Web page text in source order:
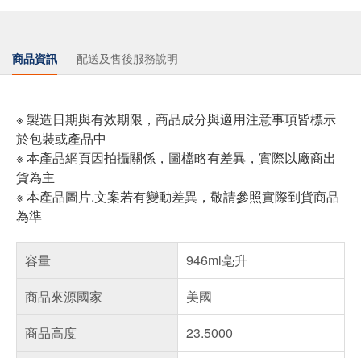
商品資訊 配送及售後服務說明
※ 製造日期與有效期限，商品成分與適用注意事項皆標示
於包裝或產品中
※ 本產品網頁因拍攝關係，圖檔略有差異，實際以廠商出
貨為主
※ 本產品圖片.文案若有變動差異，敬請參照實際到貨商品
為準
容量
946ml毫升
商品來源國家
美國
商品高度
23.5000